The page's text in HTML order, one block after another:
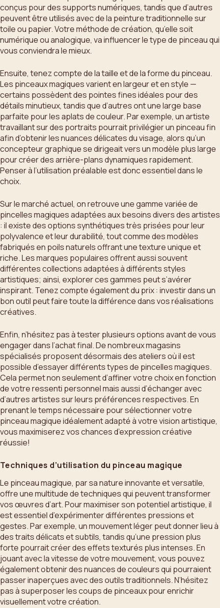
conçus pour des supports numériques, tandis que d’autres
peuvent être utilisés avec de la peinture traditionnelle sur
toile ou papier. Votre méthode de création, qu’elle soit
numérique ou analogique, va influencer le type de pinceau qui
vous conviendra le mieux.
Ensuite, tenez compte de la taille et de la forme du pinceau.
Les pinceaux magiques varient en largeur et en style —
certains possèdent des pointes fines idéales pour des
détails minutieux, tandis que d’autres ont une large base
parfaite pour les aplats de couleur. Par exemple, un artiste
travaillant sur des portraits pourrait privilégier un pinceau fin
afin d’obtenir les nuances délicates du visage, alors qu’un
concepteur graphique se dirigeait vers un modèle plus large
pour créer des arrière-plans dynamiques rapidement.
Penser à l’utilisation préalable est donc essentiel dans le
choix.
Sur le marché actuel, on retrouve une gamme variée de
pincelles magiques adaptées aux besoins divers des artistes
: il existe des options synthétiques très prisées pour leur
polyvalence et leur durabilité, tout comme des modèles
fabriqués en poils naturels offrant une texture unique et
riche. Les marques populaires offrent aussi souvent
différentes collections adaptées à différents styles
artistiques; ainsi, explorer ces gammes peut s’avérer
inspirant. Tenez compte également du prix : investir dans un
bon outil peut faire toute la différence dans vos réalisations
créatives.
Enfin, n’hésitez pas à tester plusieurs options avant de vous
engager dans l’achat final. De nombreux magasins
spécialisés proposent désormais des ateliers où il est
possible d’essayer différents types de pincelles magiques.
Cela permet non seulement d’affiner votre choix en fonction
de votre ressenti personnel mais aussi d’échanger avec
d’autres artistes sur leurs préférences respectives. En
prenant le temps nécessaire pour sélectionner votre
pinceau magique idéalement adapté à votre vision artistique,
vous maximiserez vos chances d’expression créative
réussie!
Techniques d’utilisation du pinceau magique
Le pinceau magique, par sa nature innovante et versatile,
offre une multitude de techniques qui peuvent transformer
vos œuvres d’art. Pour maximiser son potentiel artistique, il
est essentiel d’expérimenter différentes pressions et
gestes. Par exemple, un mouvement léger peut donner lieu à
des traits délicats et subtils, tandis qu’une pression plus
forte pourrait créer des effets texturés plus intenses. En
jouant avec la vitesse de votre mouvement, vous pouvez
également obtenir des nuances de couleurs qui pourraient
passer inaperçues avec des outils traditionnels. N’hésitez
pas à superposer les coups de pinceaux pour enrichir
visuellement votre création.